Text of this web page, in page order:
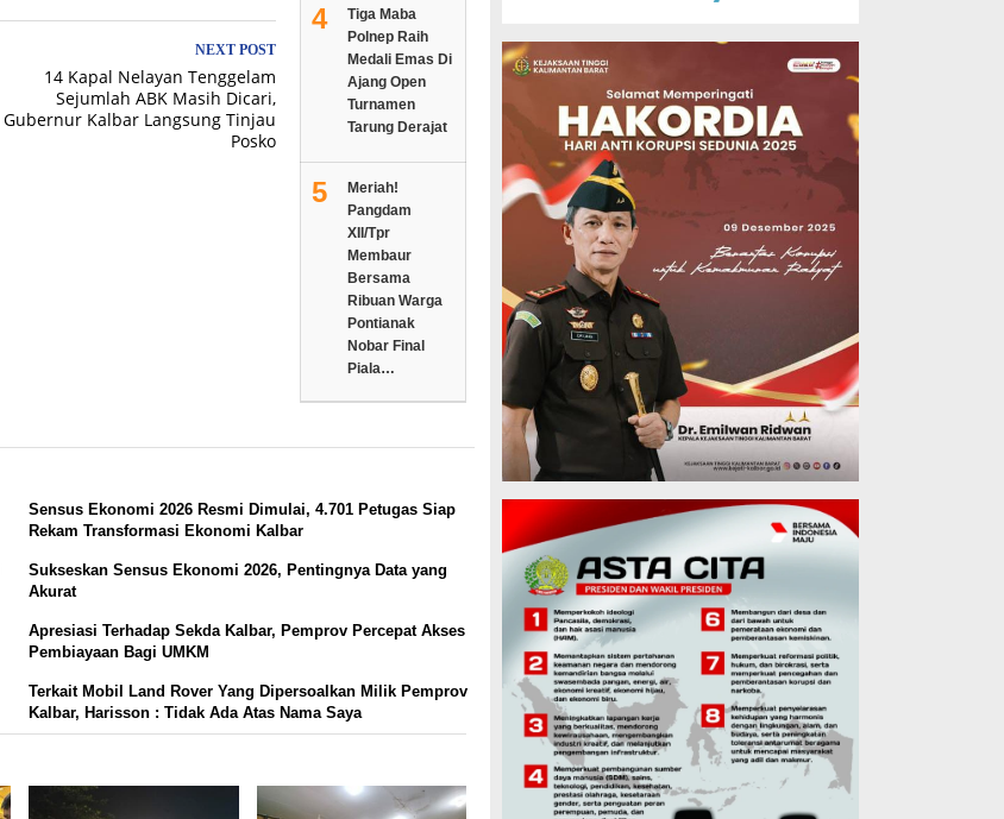
NEXT POST
14 Kapal Nelayan Tenggelam
Sejumlah ABK Masih Dicari,
Gubernur Kalbar Langsung Tinjau
Posko
4
Tiga Maba
Polnep Raih
Medali Emas Di
Ajang Open
Turnamen
Tarung Derajat
5
Meriah!
Pangdam
XII/Tpr
Membaur
Bersama
Ribuan Warga
Pontianak
Nobar Final
Piala…
Sensus Ekonomi 2026 Resmi Dimulai, 4.701 Petugas Siap
Rekam Transformasi Ekonomi Kalbar
Sukseskan Sensus Ekonomi 2026, Pentingnya Data yang
Akurat
Apresiasi Terhadap Sekda Kalbar, Pemprov Percepat Akses
Pembiayaan Bagi UMKM
Terkait Mobil Land Rover Yang Dipersoalkan Milik Pemprov
Kalbar, Harisson : Tidak Ada Atas Nama Saya